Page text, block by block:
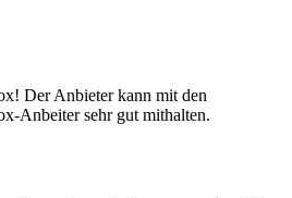
Der Anbieter kann mit den
Anbeiter sehr gut mithalten.